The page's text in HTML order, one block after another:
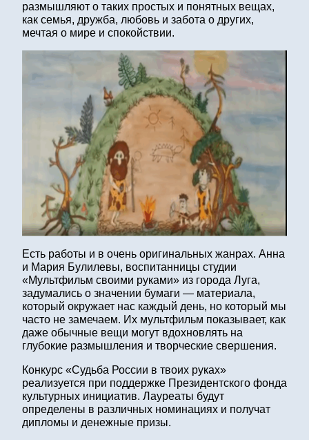
размышляют о таких простых и понятных вещах,
как семья, дружба, любовь и забота о других,
мечтая о мире и спокойствии.
Есть работы и в очень оригинальных жанрах. Анна
и Мария Булилевы, воспитанницы студии
«Мультфильм своими руками» из города Луга,
задумались о значении бумаги — материала,
который окружает нас каждый день, но который мы
часто не замечаем. Их мультфильм показывает, как
даже обычные вещи могут вдохновлять на
глубокие размышления и творческие свершения.
Конкурс «Судьба России в твоих руках»
реализуется при поддержке Президентского фонда
культурных инициатив. Лауреаты будут
определены в различных номинациях и получат
дипломы и денежные призы.